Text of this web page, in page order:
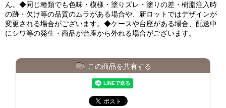
ん。◆同じ種類でも色味・模様・塗りズレ・塗りの差・樹脂注入時
の跡・欠け等の品質のムラがある場合や、新ロットではデザインが
変更される場合がございます。◆ケースや台座がある場合、配送中
にシワ等の発生・商品が台座から外れる場合がございます。
この商品を共有する